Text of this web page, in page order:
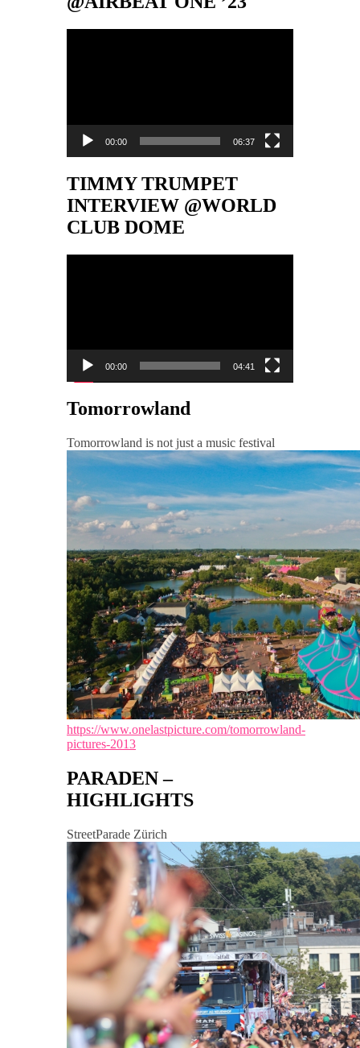
00:00 06:37
TIMMY TRUMPET
INTERVIEW @WORLD
CLUB DOME
00:00 04:41
Tomorrowland
Tomorrowland is not just a music festival
https://www.onelastpicture.com/tomorrowland-
pictures-2013
PARADEN –
HIGHLIGHTS
StreetParade Zürich